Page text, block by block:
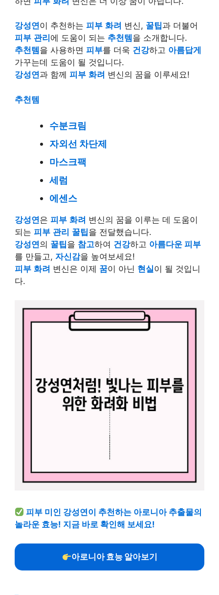
강성연이 추천하는 피부 화려 변신, 꿀팁과 더불어
피부 관리 에 도움이 되는 추천템 을 소개합니다.
추천템 을 사용하면 피부를 더욱 건강하고 아름답게
가꾸는데 도움이 될 것입니다.
강성연과 함께 피부 화려 변신의 꿈을 이루세요!
추천템
수분크림
자외선 차단제
마스크팩
세럼
에센스
강성연은 피부 화려 변신의 꿈을 이루는 데 도움이
되는 피부 관리 꿀팁을 전달했습니다.
강성연의 꿀팁을 참고하여 건강하고 아름다운 피부
를 만들고, 자신감을 높여보세요!
피부 화려 변신은 이제 꿈이 아닌 현실이 될 것입니
다.
피부 미인 강성연이 추천하는 아로니아 추출물의
놀라운 효능! 지금 바로 확인해 보세요!
아로니아 효능 알아보기